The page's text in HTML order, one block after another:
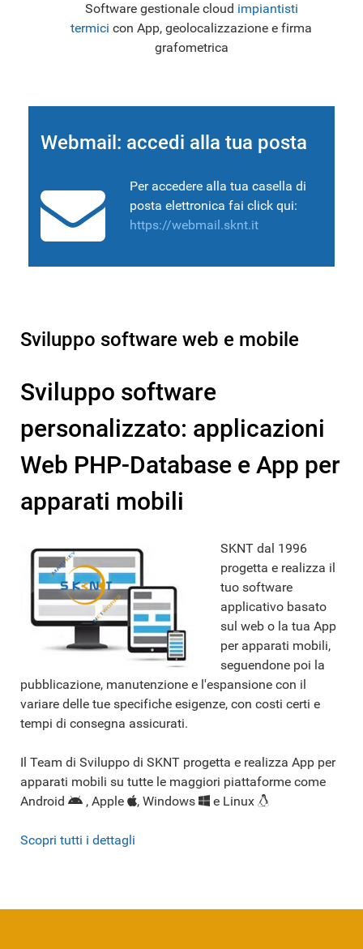
Software gestionale cloud impiantisti
termici con App, geolocalizzazione e firma
grafometrica
Webmail: accedi alla tua posta
Per accedere alla tua casella di
posta elettronica fai click qui:
https://webmail.sknt.it
Sviluppo software web e mobile
Sviluppo software
personalizzato: applicazioni
Web PHP-Database e App per
apparati mobili
SKNT dal 1996
progetta e realizza il
tuo software
applicativo basato
sul web o la tua App
per apparati mobili,
seguendone poi la
pubblicazione, manutenzione e l'espansione con il
variare delle tue specifiche esigenze, con costi certi e
tempi di consegna assicurati.
Il Team di Sviluppo di SKNT progetta e realizza App per
apparati mobili su tutte le maggiori piattaforme come
Android
, Apple , Windows e Linux
Scopri tutti i dettagli